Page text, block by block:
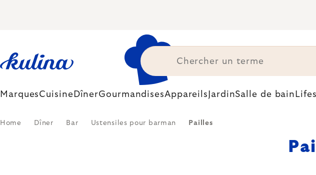
MarquesCuisine DînerGourmandisesAppareils JardinSalle de bain
Home Dîner Bar Ustensiles pour barman Pailles